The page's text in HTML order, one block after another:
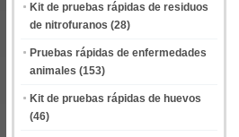
Kit de pruebas rápidas de residuos
de nitrofuranos (28)
Pruebas rápidas de enfermedades
animales (153)
Kit de pruebas rápidas de huevos
(46)